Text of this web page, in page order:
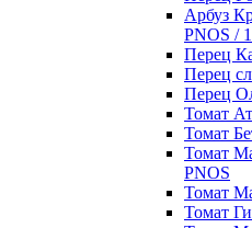
Арбуз
PNOS /
Перец
Перец
Перец
Томат
Томат
Томат
PNOS
Томат
Томат